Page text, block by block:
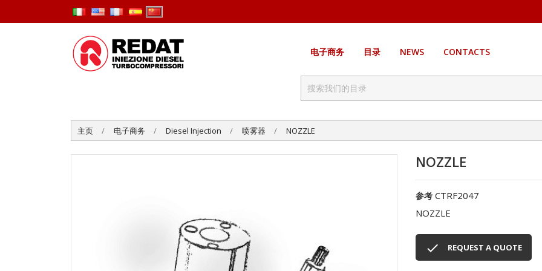
电子商务 目录 NEWS CONTACTS
主页 电子商务 Diesel Injection 喷雾器 NOZZLE
NOZZLE
参考 CTRF2047
NOZZLE
 REQUEST A QUOTE